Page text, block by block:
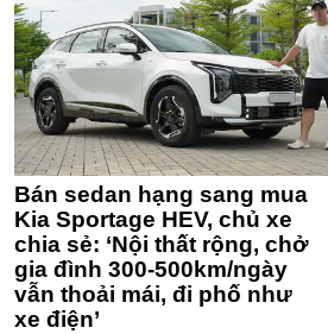
Bán sedan hạng sang mua
Kia Sportage HEV, chủ xe
chia sẻ: ‘Nội thất rộng, chở
gia đình 300-500km/ngày
vẫn thoải mái, đi phố như
xe điện’